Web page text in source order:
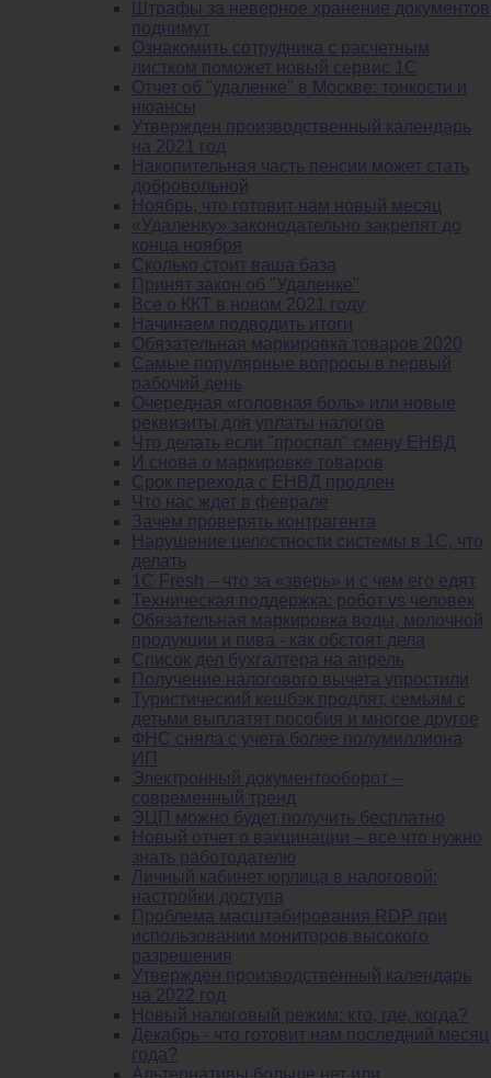
Штрафы за неверное хранение документов
поднимут
Ознакомить сотрудника с расчетным
листком поможет новый сервис 1С
Отчет об "удаленке" в Москве: тонкости и
нюансы
Утвержден производственный календарь
на 2021 год
Накопительная часть пенсии может стать
добровольной
Ноябрь, что готовит нам новый месяц
«Удаленку» законодательно закрепят до
конца ноября
Сколько стоит ваша база
Принят закон об "Удаленке"
Все о ККТ в новом 2021 году
Начинаем подводить итоги
Обязательная маркировка товаров 2020
Самые популярные вопросы в первый
рабочий день
Очередная «головная боль» или новые
реквизиты для уплаты налогов
Что делать если "проспал" смену ЕНВД
И снова о маркировке товаров
Срок перехода с ЕНВД продлен
Что нас ждет в феврале
Зачем проверять контрагента
Нарушение целостности системы в 1С, что
делать
1С Fresh – что за «зверь» и с чем его едят
Техническая поддержка: робот vs человек
Обязательная маркировка воды, молочной
продукции и пива - как обстоят дела
Список дел бухгалтера на апрель
Получение налогового вычета упростили
Туристический кешбэк продлят, семьям с
детьми выплатят пособия и многое другое
ФНС сняла с учета более полумиллиона
ИП
Электронный документооборот –
современный тренд
ЭЦП можно будет получить бесплатно
Новый отчет о вакцинации – все что нужно
знать работодателю
Личный кабинет юрлица в налоговой:
настройки доступа
Проблема масштабирования RDP при
использовании мониторов высокого
разрешения
Утвержден производственный календарь
на 2022 год
Новый налоговый режим: кто, где, когда?
Декабрь - что готовит нам последний месяц
года?
Альтернативы больше нет или